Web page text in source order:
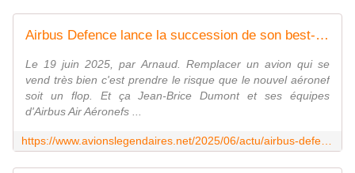
Airbus Defence lance la succession de son best-seller A330 MRTT. - avionslegendaires.net
Le 19 juin 2025, par Arnaud. Remplacer un avion qui se
vend très bien c'est prendre le risque que le nouvel aéronef
soit un flop. Et ça Jean-Brice Dumont et ses équipes
d'Airbus Air Aéronefs ...